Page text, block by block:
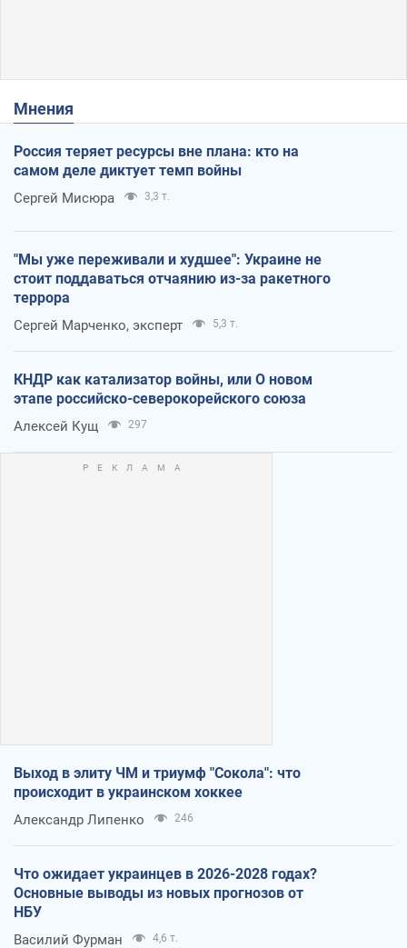
Мнения
Россия теряет ресурсы вне плана: кто на
самом деле диктует темп войны
Сергей Мисюра 3,3 т.
"Мы уже переживали и худшее": Украине не
стоит поддаваться отчаянию из-за ракетного
террора
Сергей Марченко, эксперт 5,3 т.
КНДР как катализатор войны, или О новом
этапе российско-северокорейского союза
Алексей Кущ 297
Выход в элиту ЧМ и триумф "Сокола": что
происходит в украинском хоккее
Александр Липенко 246
Что ожидает украинцев в 2026-2028 годах?
Основные выводы из новых прогнозов от
НБУ
Василий Фурман 4,6 т.